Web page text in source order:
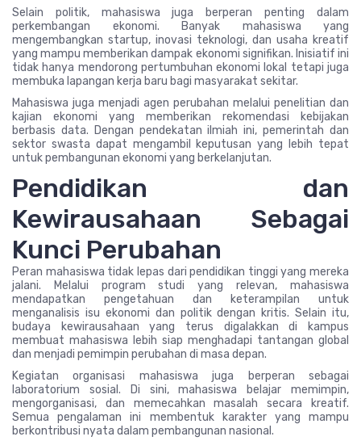
Selain politik, mahasiswa juga berperan penting dalam
perkembangan ekonomi. Banyak mahasiswa yang
mengembangkan startup, inovasi teknologi, dan usaha kreatif
yang mampu memberikan dampak ekonomi signifikan. Inisiatif ini
tidak hanya mendorong pertumbuhan ekonomi lokal tetapi juga
membuka lapangan kerja baru bagi masyarakat sekitar.
Mahasiswa juga menjadi agen perubahan melalui penelitian dan
kajian ekonomi yang memberikan rekomendasi kebijakan
berbasis data. Dengan pendekatan ilmiah ini, pemerintah dan
sektor swasta dapat mengambil keputusan yang lebih tepat
untuk pembangunan ekonomi yang berkelanjutan.
Pendidikan dan
Kewirausahaan Sebagai
Kunci Perubahan
Peran mahasiswa tidak lepas dari pendidikan tinggi yang mereka
jalani. Melalui program studi yang relevan, mahasiswa
mendapatkan pengetahuan dan keterampilan untuk
menganalisis isu ekonomi dan politik dengan kritis. Selain itu,
budaya kewirausahaan yang terus digalakkan di kampus
membuat mahasiswa lebih siap menghadapi tantangan global
dan menjadi pemimpin perubahan di masa depan.
Kegiatan organisasi mahasiswa juga berperan sebagai
laboratorium sosial. Di sini, mahasiswa belajar memimpin,
mengorganisasi, dan memecahkan masalah secara kreatif.
Semua pengalaman ini membentuk karakter yang mampu
berkontribusi nyata dalam pembangunan nasional.